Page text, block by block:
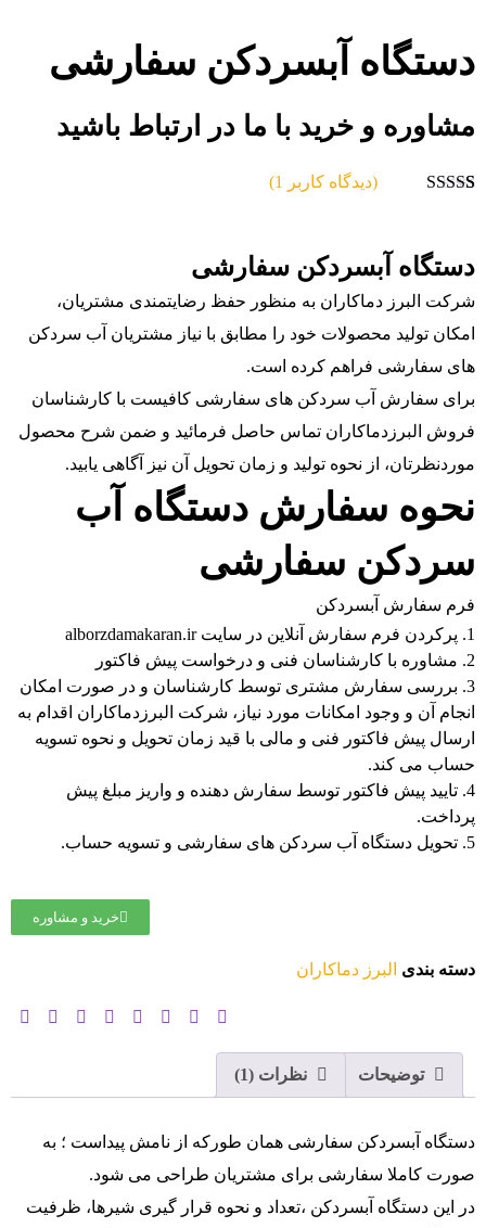
دستگاه آبسردکن سفارشی
مشاوره و خرید با ما در ارتباط باشید
(دیدگاه کاربر 1
)
دستگاه آبسردکن سفارشی
شرکت البرز دماکاران به منظور حفظ رضایتمندی مشتریان،
امکان تولید محصولات خود را مطابق با نیاز مشتریان آب سردکن
های سفارشی فراهم کرده است.
برای سفارش آب سردکن های سفارشی کافیست با کارشناسان
فروش البرزدماکاران تماس حاصل فرمائید و ضمن شرح محصول
موردنظرتان، از نحوه تولید و زمان تحویل آن نیز آگاهی یابید.
نحوه سفارش دستگاه آب
سردکن سفارشی
فرم سفارش آبسردکن
پرکردن فرم سفارش آنلاین در سایت alborzdamakaran.ir
مشاوره با کارشناسان فنی و درخواست پیش فاکتور
بررسی سفارش مشتری توسط کارشناسان و در صورت امکان
انجام آن و وجود امکانات مورد نیاز، شرکت البرزدماکاران اقدام به
ارسال پیش فاکتور فنی و مالی با قید زمان تحویل و نحوه تسویه
حساب می کند.
تایید پیش فاکتور توسط سفارش دهنده و واریز مبلغ پیش
پرداخت.
تحویل دستگاه آب سردکن های سفارشی و تسویه حساب.
خرید و مشاوره
دسته بندی البرز دماکاران
توضیحات نظرات (1)
دستگاه آبسردکن سفارشی همان طورکه از نامش پیداست ؛ به
صورت کاملا سفارشی برای مشتریان طراحی می شود.
در این دستگاه آبسردکن ،تعداد و نحوه قرار گیری شیرها، ظرفیت